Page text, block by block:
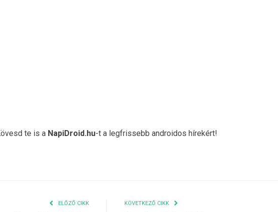
te is a NapiDroid.hu-t a legfrissebb androidos hírekért!
ELŐZŐ CIKK KÖVETKEZŐ CIKK